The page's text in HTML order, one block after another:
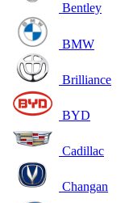
Bentley
BMW
Brilliance
BYD
Cadillac
Changan